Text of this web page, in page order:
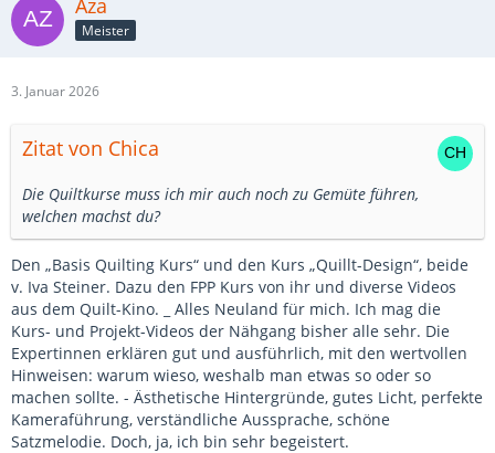
Meister
3. Januar 2026
Zitat von Chica
Die Quiltkurse muss ich mir auch noch zu Gemüte führen,
welchen machst du?
Den „Basis Quilting Kurs“ und den Kurs „Quillt-Design“, beide
v. Iva Steiner. Dazu den FPP Kurs von ihr und diverse Videos
aus dem Quilt-Kino. _ Alles Neuland für mich. Ich mag die
Kurs- und Projekt-Videos der Nähgang bisher alle sehr. Die
Expertinnen erklären gut und ausführlich, mit den wertvollen
Hinweisen: warum wieso, weshalb man etwas so oder so
machen sollte. - Ästhetische Hintergründe, gutes Licht, perfekte
Kameraführung, verständliche Aussprache, schöne
Satzmelodie. Doch, ja, ich bin sehr begeistert.